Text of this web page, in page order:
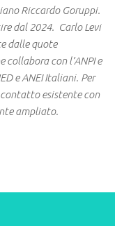
Riccardo Goruppi.
dal 2024. Carlo Levi
dalle quote
collabora con l’ANPI e
e ANEI Italiani. Per
esistente con
ampliato.